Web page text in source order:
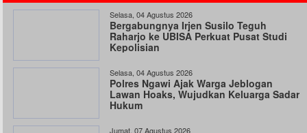
Selasa, 04 Agustus 2026
Bergabungnya Irjen Susilo Teguh
Raharjo ke UBISA Perkuat Pusat Studi
Kepolisian
Selasa, 04 Agustus 2026
Polres Ngawi Ajak Warga Jeblogan
Lawan Hoaks, Wujudkan Keluarga Sadar
Hukum
Jumat, 07 Agustus 2026